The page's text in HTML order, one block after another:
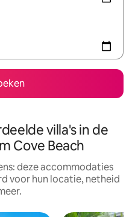
villa's in de
Cove Beach
deze accommodaties
voor hun locatie, netheid